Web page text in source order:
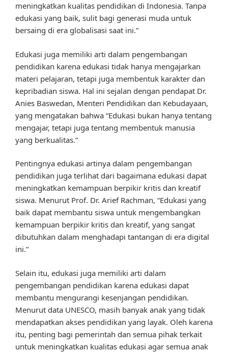
meningkatkan kualitas pendidikan di Indonesia. Tanpa
edukasi yang baik, sulit bagi generasi muda untuk
bersaing di era globalisasi saat ini.”
Edukasi juga memiliki arti dalam pengembangan
pendidikan karena edukasi tidak hanya mengajarkan
materi pelajaran, tetapi juga membentuk karakter dan
kepribadian siswa. Hal ini sejalan dengan pendapat Dr.
Anies Baswedan, Menteri Pendidikan dan Kebudayaan,
yang mengatakan bahwa “Edukasi bukan hanya tentang
mengajar, tetapi juga tentang membentuk manusia
yang berkualitas.”
Pentingnya edukasi artinya dalam pengembangan
pendidikan juga terlihat dari bagaimana edukasi dapat
meningkatkan kemampuan berpikir kritis dan kreatif
siswa. Menurut Prof. Dr. Arief Rachman, “Edukasi yang
baik dapat membantu siswa untuk mengembangkan
kemampuan berpikir kritis dan kreatif, yang sangat
dibutuhkan dalam menghadapi tantangan di era digital
ini.”
Selain itu, edukasi juga memiliki arti dalam
pengembangan pendidikan karena edukasi dapat
membantu mengurangi kesenjangan pendidikan.
Menurut data UNESCO, masih banyak anak yang tidak
mendapatkan akses pendidikan yang layak. Oleh karena
itu, penting bagi pemerintah dan semua pihak terkait
untuk meningkatkan kualitas edukasi agar semua anak